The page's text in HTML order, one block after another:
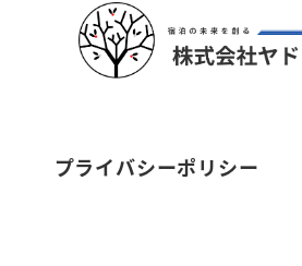
プライバシーポリシー